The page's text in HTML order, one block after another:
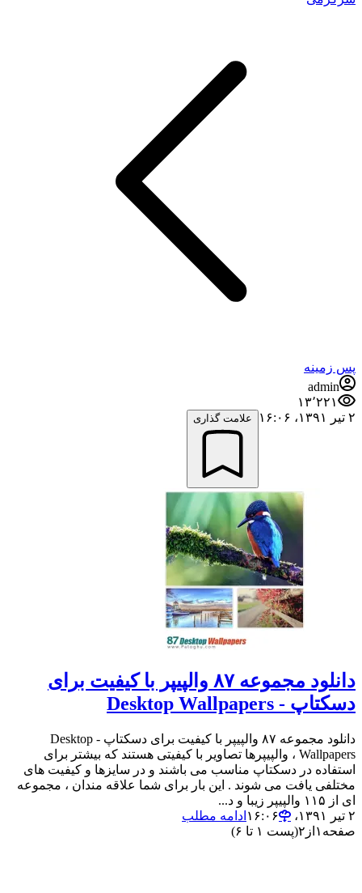
پس زمینه
admin
۱۳٬۲۲۱
۲ تیر ۱۳۹۱،‏ ۱۶:۰۶
علامت گذاری
دانلود مجموعه ۸۷ والپیپر با کیفیت برای
دسکتاپ - Desktop Wallpapers
دانلود مجموعه ۸۷ والپیپر با کیفیت برای دسکتاپ - Desktop
Wallpapers ، والپیپرها تصاویر با کیفیتی هستند که بیشتر برای
استفاده در دسکتاپ مناسب می باشند و در سایزها و کیفیت های
مختلفی یافت می شوند . این بار برای شما علاقه مندان ، مجموعه
ای از ۱۱۵ والپیپر زیبا و د...
۲ تیر ۱۳۹۱،‏ ۱۶:۰۶
ادامه مطلب
صفحه ۱ از ۲(پست ۱ تا ۶)